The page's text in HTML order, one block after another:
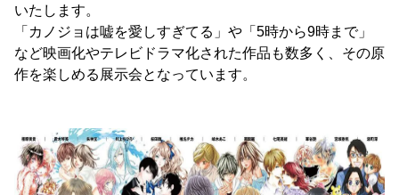
いたします。
「カノジョは嘘を愛しすぎてる」や「5時から9時まで」
など映画化やテレビドラマ化された作品も数多く、その原
作を楽しめる展示会となっています。